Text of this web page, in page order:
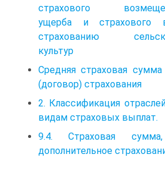
страхового
ущерба и страхового
страхованию
культур
Средняя страховая
(договор) страхования
2. Классификация
видам страховых выплат.
9.4. Страховая
дополнительное